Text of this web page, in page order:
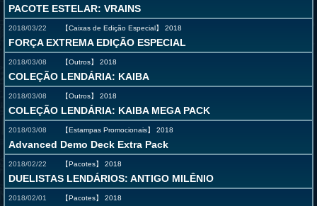
PACOTE ESTELAR: VRAINS
2018/03/22 【Caixas de Edição Especial】 2018
FORÇA EXTREMA EDIÇÃO ESPECIAL
2018/03/08 【Outros】 2018
COLEÇÃO LENDÁRIA: KAIBA
2018/03/08 【Outros】 2018
COLEÇÃO LENDÁRIA: KAIBA MEGA PACK
2018/03/08 【Estampas Promocionais】 2018
Advanced Demo Deck Extra Pack
2018/02/22 【Pacotes】 2018
DUELISTAS LENDÁRIOS: ANTIGO MILÊNIO
2018/02/01 【Pacotes】 2018